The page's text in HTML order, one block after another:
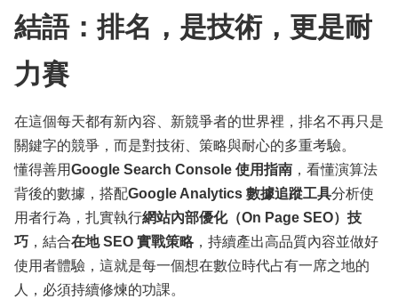
結語：排名，是技術，更是耐
力賽
在這個每天都有新內容、新競爭者的世界裡，排名不再只是
關鍵字的競爭，而是對技術、策略與耐心的多重考驗。
懂得善用Google Search Console 使用指南 ，看懂演算法
背後的數據，搭配Google Analytics 數據追蹤工具分析使
用者行為，扎實執行網站內部優化（On Page SEO）技
巧 ，結合在地 SEO 實戰策略，持續產出高品質內容並做好
使用者體驗，這就是每一個想在數位時代占有一席之地的
人，必須持續修煉的功課。